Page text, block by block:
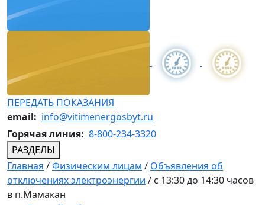
ПЕРЕДАТЬ ПОКАЗАНИЯ
email: info@vitimenergosbyt.ru
Горячая линия: 8-800-234-3320
РАЗДЕЛЫ
Главная /Физическим лицам / Объявления об
отключениях электроэнергии / c 13:30 до 14:30 часов
в п.Мамакан